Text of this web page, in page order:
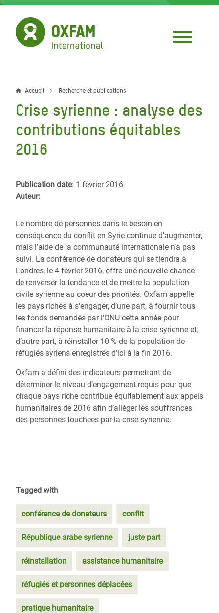
Aller
contenu
principal
Fil
d'Ariane
Accueil Recherche et publications
Crise syrienne : analyse des
contributions équitables
2016
Publication date: 1 février 2016
Auteur:
Le nombre de personnes dans le besoin en
conséquence du conflit en Syrie continue d’augmenter,
mais l’aide de la communauté internationale n’a pas
suivi. La conférence de donateurs qui se tiendra à
Londres, le 4 février 2016, offre une nouvelle chance
de renverser la tendance et de mettre la population
civile syrienne au coeur des priorités. Oxfam appelle
les pays riches à s’engager, d’une part, à fournir tous
les fonds demandés par l’ONU cette année pour
financer la réponse humanitaire à la crise syrienne et,
d’autre part, à réinstaller 10 % de la population de
réfugiés syriens enregistrés d’ici à la fin 2016.
Oxfam a défini des indicateurs permettant de
déterminer le niveau d’engagement requis pour que
chaque pays riche contribue équitablement aux appels
humanitaires de 2016 afin d’alléger les souffrances
des personnes touchées par la crise syrienne.
Tagged with
conférence de donateurs conflit
République arabe syrienne juste part
réinstallation assistance humanitaire
réfugiés et personnes déplacées
pratique humanitaire